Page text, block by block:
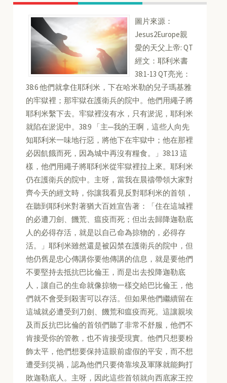
圖片來源：
Jesus2Europe親
愛的天父上帝: QT
經文：耶利米書
38:1-13 QT亮光：
38:6 他們就拿住耶利米，下在哈米勒的兒子瑪基雅
的牢獄裡；那牢獄在護衛兵的院中。他們用繩子將
耶利米繫下去。牢獄裡沒有水，只有淤泥，耶利米
就陷在淤泥中。38:9 「主─我的王啊，這些人向先
知耶利米一味地行惡，將他下在牢獄中；他在那裡
必因飢餓而死，因為城中再沒有糧食。」38:13 這
樣，他們用繩子將耶利米從牢獄裡拉上來。耶利米
仍在護衛兵的院中。主呀，當我在晨禱帶領大家對
齊今天的經文時，你讓我看見反對耶利米的首領，
在聽到耶利米對著猶大百姓宣告著：「住在這城裡
的必遭刀劍、饑荒、瘟疫而死；但出去歸降迦勒底
人的必得存活，就是以自己命為掠物的，必得存
活。」耶利米雖然還是被囚禁在護衛兵的院中，但
他仍舊是忠心傳講你要他傳講的信息，就是要他們
不要堅持去抵抗巴比倫王，而是出去投降迦勒底
人，讓自己的生命就像掠物一樣交給巴比倫王，他
們就不會受到殺害可以存活。但如果他們繼續留在
這城就必遭受到刀劍、饑荒和瘟疫而死。這讓親埃
及而反抗巴比倫的首領們聽了非常不舒服，他們不
肯接受你的管教，也不肯接受現實。他們只想要粉
飾太平，他們想要保持這眼前虛假的平安，而不想
遭受到災禍，認為他們只要倚靠埃及軍隊就能夠打
敗迦勒底人。主呀，因此這些首領就向西底家王控